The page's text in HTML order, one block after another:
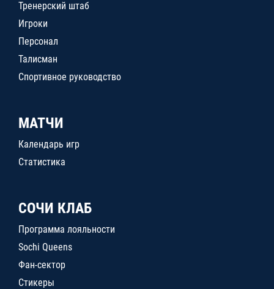
Тренерский штаб
Игроки
Персонал
Талисман
Спортивное руководство
МАТЧИ
Календарь игр
Статистика
СОЧИ КЛАБ
Программа лояльности
Sochi Queens
Фан-сектор
Стикеры